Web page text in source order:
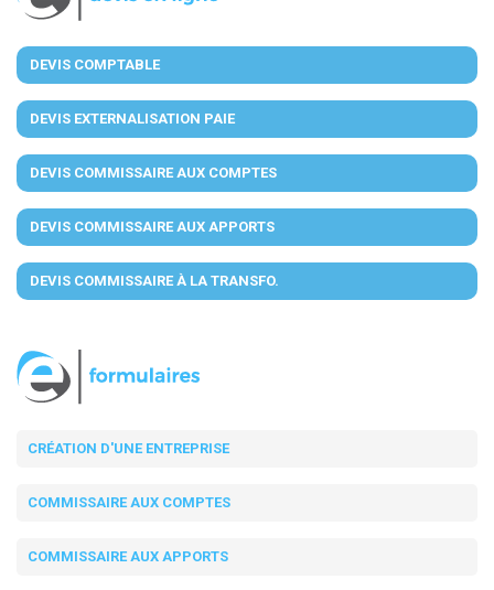
DEVIS COMPTABLE
DEVIS EXTERNALISATION PAIE
DEVIS COMMISSAIRE AUX COMPTES
DEVIS COMMISSAIRE AUX APPORTS
DEVIS COMMISSAIRE À LA TRANSFO.
CRÉATION D'UNE ENTREPRISE
COMMISSAIRE AUX COMPTES
COMMISSAIRE AUX APPORTS